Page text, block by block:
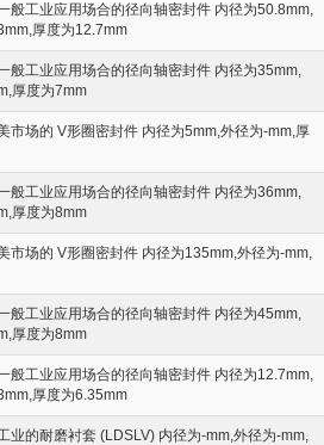
般工业应用场合的径向轴密封件 内径为50.8mm,
厚度为12.7mm
般工业应用场合的径向轴密封件 内径为35mm,
厚度为7mm
市场的 V形圈密封件 内径为5mm,外径为-mm,厚
般工业应用场合的径向轴密封件 内径为36mm,
厚度为8mm
市场的 V形圈密封件 内径为135mm,外径为-mm,
般工业应用场合的径向轴密封件 内径为45mm,
厚度为8mm
般工业应用场合的径向轴密封件 内径为12.7mm,
厚度为6.35mm
业的耐磨衬套 (LDSLV) 内径为-mm,外径为-mm,